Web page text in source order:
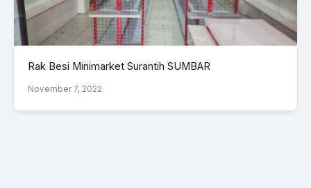
Rak Besi Minimarket Surantih SUMBAR
November 7, 2022